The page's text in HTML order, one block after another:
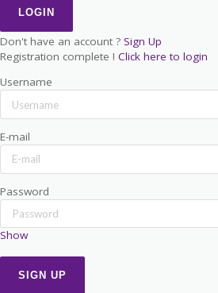
Don't have an account ? Sign Up
Registration complete ! Click here to login
Username
E-mail
Password
Show